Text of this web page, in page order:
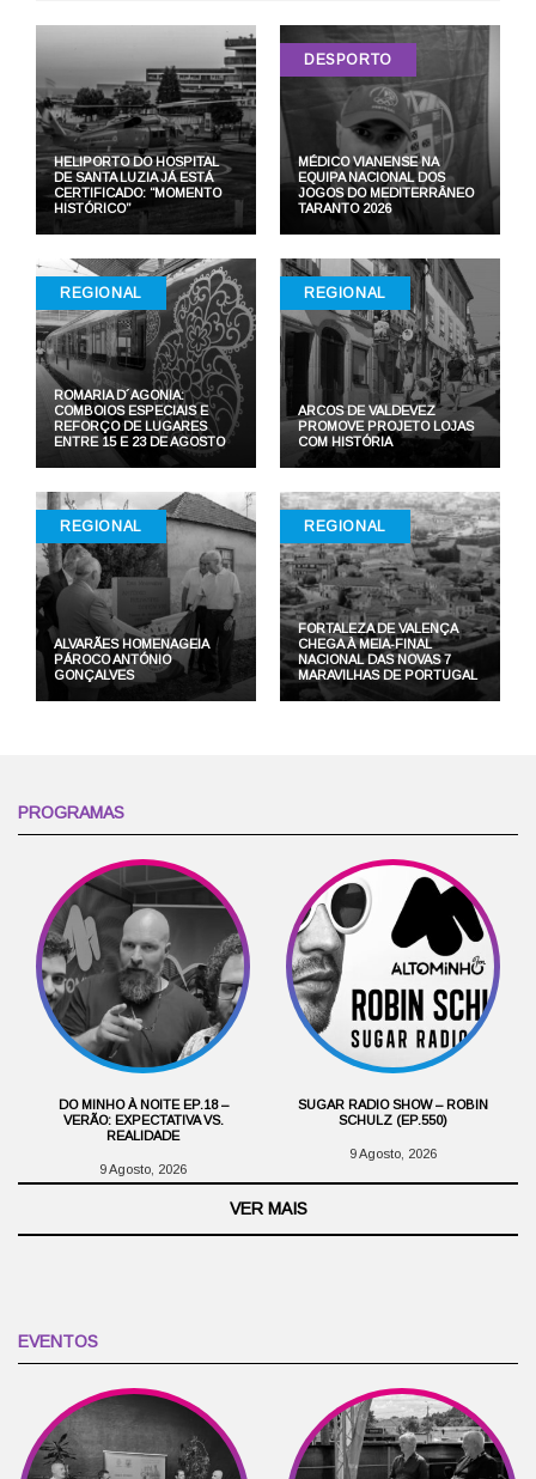
HELIPORTO DO HOSPITAL
DE SANTA LUZIA JÁ ESTÁ
CERTIFICADO: “MOMENTO
HISTÓRICO”
DESPORTO
MÉDICO VIANENSE NA
EQUIPA NACIONAL DOS
JOGOS DO MEDITERRÂNEO
TARANTO 2026
REGIONAL
ROMARIA D´AGONIA:
COMBOIOS ESPECIAIS E
REFORÇO DE LUGARES
ENTRE 15 E 23 DE AGOSTO
REGIONAL
ARCOS DE VALDEVEZ
PROMOVE PROJETO LOJAS
COM HISTÓRIA
REGIONAL
ALVARÃES HOMENAGEIA
PÁROCO ANTÓNIO
GONÇALVES
REGIONAL
FORTALEZA DE VALENÇA
CHEGA À MEIA-FINAL
NACIONAL DAS NOVAS 7
MARAVILHAS DE PORTUGAL
PROGRAMAS
DO MINHO À NOITE EP.18 –
VERÃO: EXPECTATIVA VS.
REALIDADE
9 Agosto, 2026
SUGAR RADIO SHOW – ROBIN
SCHULZ (EP.550)
9 Agosto, 2026
VER MAIS
EVENTOS